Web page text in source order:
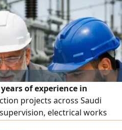
of experience in
projects across Saudi
electrical works